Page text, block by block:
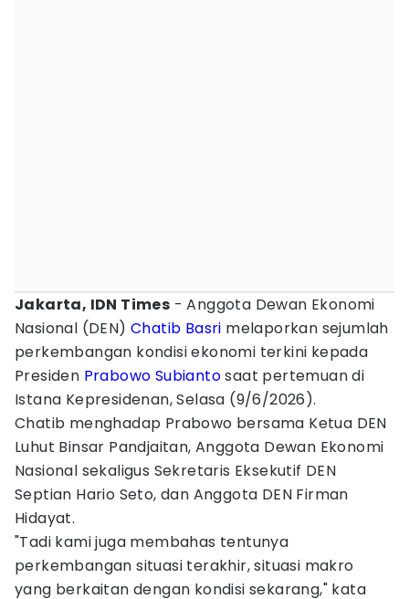
Jakarta, IDN Times - Anggota Dewan Ekonomi
Nasional (DEN)Chatib Basri melaporkan sejumlah
perkembangan kondisi ekonomi terkini kepada
Presiden Prabowo Subiantosaat pertemuan di
Istana Kepresidenan, Selasa (9/6/2026).
Chatib menghadap Prabowo bersama Ketua DEN
Luhut Binsar Pandjaitan, Anggota Dewan Ekonomi
Nasional sekaligus Sekretaris Eksekutif DEN
Septian Hario Seto, dan Anggota DEN Firman
Hidayat.
"Tadi kami juga membahas tentunya
perkembangan situasi terakhir, situasi makro
yang berkaitan dengan kondisi sekarang," kata